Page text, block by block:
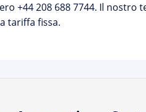
+44 208 688 7744. Il nostro
tariffa fissa.